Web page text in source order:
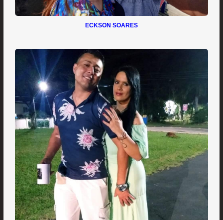
ECKSON SOARES